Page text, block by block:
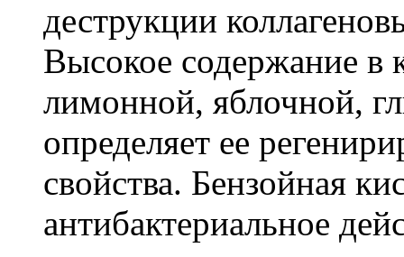
деструкции
Высокое содержание в
лимонной, яблочной,
определяет ее
свойства. Бензойная
антибактериальное